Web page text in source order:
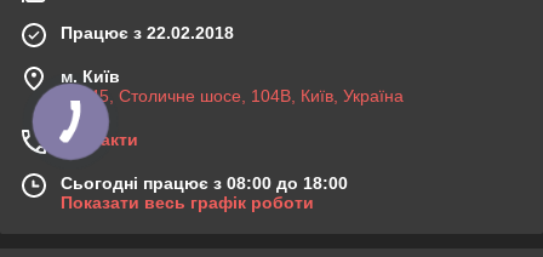
Працює з 22.02.2018
м. Київ
03045, Столичне шосе, 104B, Київ, Україна
Контакти
Сьогодні працює з 08:00 до 18:00
Показати весь графік роботи